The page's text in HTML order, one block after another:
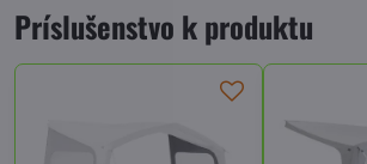
Príslušenstvo k produktu